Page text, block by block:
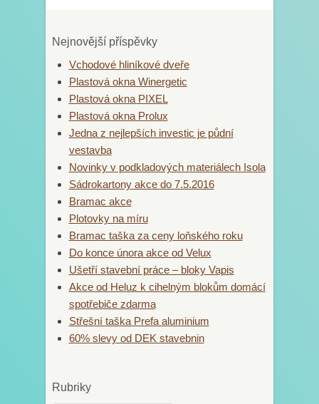
Nejnovější příspěvky
Vchodové hliníkové dveře
Plastová okna Winergetic
Plastová okna PIXEL
Plastová okna Prolux
Jedna z nejlepších investic je půdní
vestavba
Novinky v podkladových materiálech Isola
Sádrokartony akce do 7.5.2016
Bramac akce
Plotovky na míru
Bramac taška za ceny loňského roku
Do konce února akce od Velux
Ušetří stavební práce – bloky Vapis
Akce od Heluz k cihelným blokům domácí
spotřebiče zdarma
Střešní taška Prefa aluminium
60% slevy od DEK stavebnin
Rubriky